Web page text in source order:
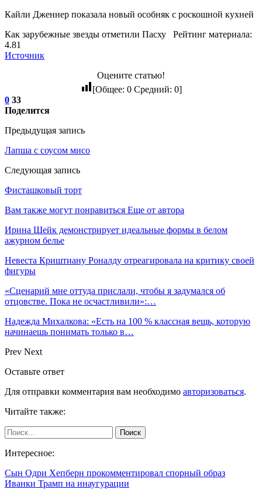
Кайли Дженнер показала новый особняк с роскошной кухней
Как зарубежные звезды отметили Пасху Рейтинг материала:
4.81
Источник
Оцените статью!
[Общее: 0Средний: 0]
0 33
Поделится
Предыдущая запись
Лапша с соусом мисо
Следующая запись
Фисташковый торт
Вам также могут понравиться Еще от автора
Ирина Шейк демонстрирует идеальные формы в белом
ажурном белье
Невеста Криштиану Роналду отреагировала на критику своей
фигуры
«Сценарий мне оттуда прислали, чтобы я задумался об
отцовстве. Пока не осчастливили»:…
Надежда Михалкова: «Есть на 100 % классная вещь, которую
начинаешь понимать только в…
Prev Next
Оставьте ответ
Для отправки комментария вам необходимо авторизоваться.
Читайте также:
Интересное:
Сын Одри Хепберн прокомментировал спорный образ
Иванки Трамп на инаугурации